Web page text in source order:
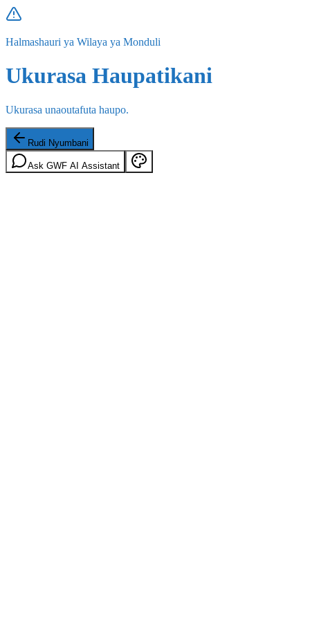
Halmashauri ya Wilaya ya Monduli
Ukurasa Haupatikani
Ukurasa unaoutafuta haupo.
Rudi Nyumbani
Ask GWF AI Assistant